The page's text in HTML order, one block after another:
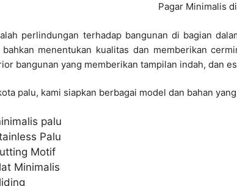
Pagar Minimalis
perlindungan terhadap bangunan di bagian
menentukan kualitas dan memberikan
bangunan yang memberikan tampilan indah, dan
palu, kami siapkan berbagai model dan bahan
palu
Palu
Motif
Minimalis